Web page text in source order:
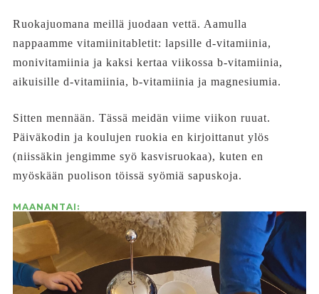
Ruokajuomana meillä juodaan vettä. Aamulla
nappaamme vitamiinitabletit: lapsille d-vitamiinia,
monivitamiinia ja kaksi kertaa viikossa b-vitamiinia,
aikuisille d-vitamiinia, b-vitamiinia ja magnesiumia.
Sitten mennään. Tässä meidän viime viikon ruuat.
Päiväkodin ja koulujen ruokia en kirjoittanut ylös
(niissäkin jengimme syö kasvisruokaa), kuten en
myöskään puolison töissä syömiä sapuskoja.
MAANANTAI: